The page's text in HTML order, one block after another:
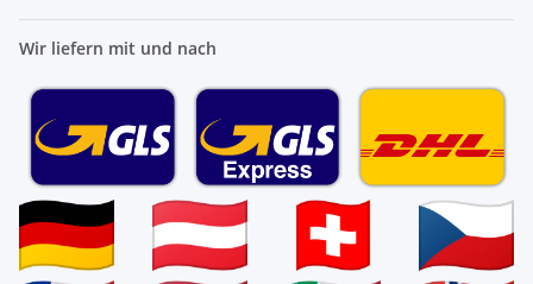
Wir liefern mit und nach